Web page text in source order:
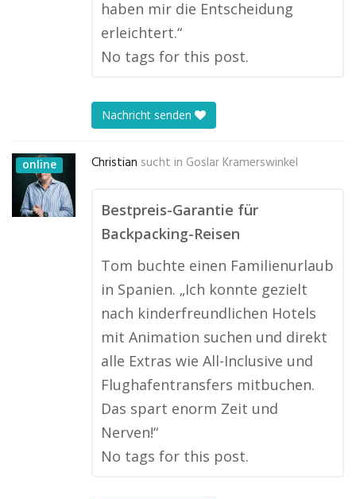
haben mir die Entscheidung
erleichtert.“
No tags for this post.
Nachricht senden
online Christian sucht in Goslar Kramerswinkel
Bestpreis-Garantie für
Backpacking-Reisen
Tom buchte einen Familienurlaub
in Spanien. „Ich konnte gezielt
nach kinderfreundlichen Hotels
mit Animation suchen und direkt
alle Extras wie All-Inclusive und
Flughafentransfers mitbuchen.
Das spart enorm Zeit und
Nerven!“
No tags for this post.